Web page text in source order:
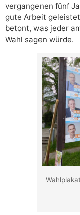
vergangenen fünf
gute Arbeit
betont, was jeder
Wahl sagen würde.